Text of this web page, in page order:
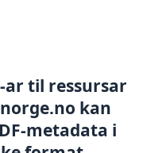
ar til ressursar
kan
metadata i